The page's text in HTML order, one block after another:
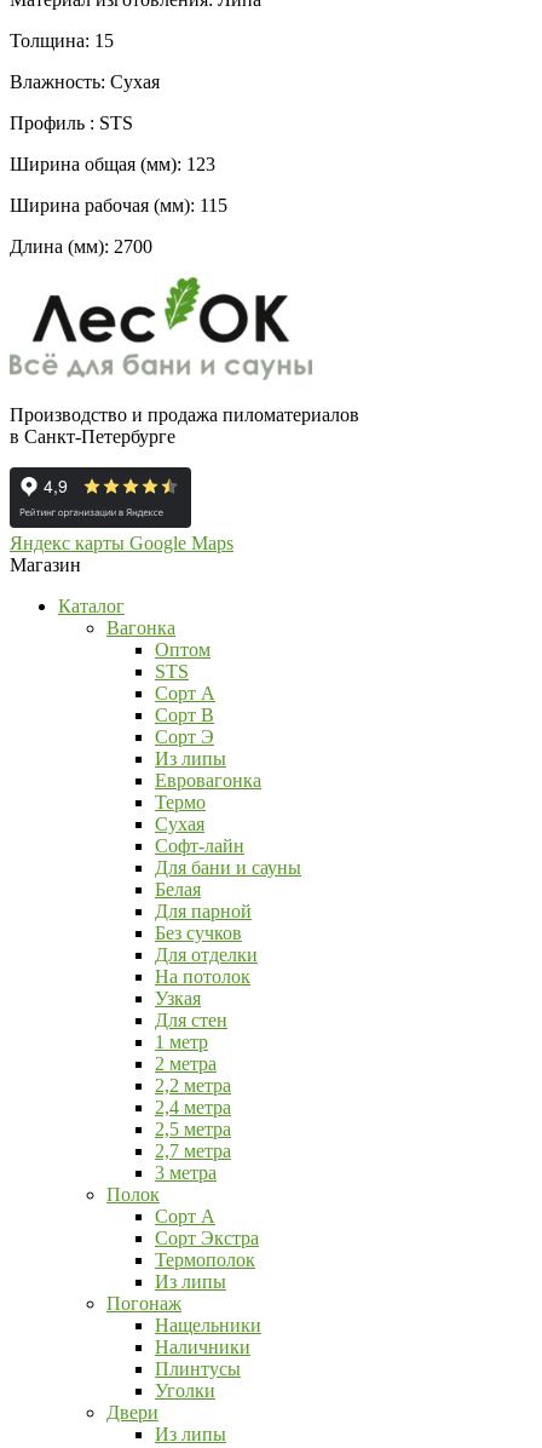
Толщина: 15
Влажность: Сухая
Профиль : STS
Ширина общая (мм): 123
Ширина рабочая (мм): 115
Длина (мм): 2700
Производство и продажа пиломатериалов
в Санкт-Петербурге
Яндекс карты Google Maps
Магазин
Каталог
Вагонка
Оптом
STS
Сорт А
Сорт В
Сорт Э
Из липы
Евровагонка
Термо
Сухая
Софт-лайн
Для бани и сауны
Белая
Для парной
Без сучков
Для отделки
На потолок
Узкая
Для стен
1 метр
2 метра
2,2 метра
2,4 метра
2,5 метра
2,7 метра
3 метра
Полок
Сорт А
Сорт Экстра
Термополок
Из липы
Погонаж
Нащельники
Наличники
Плинтусы
Уголки
Двери
Из липы